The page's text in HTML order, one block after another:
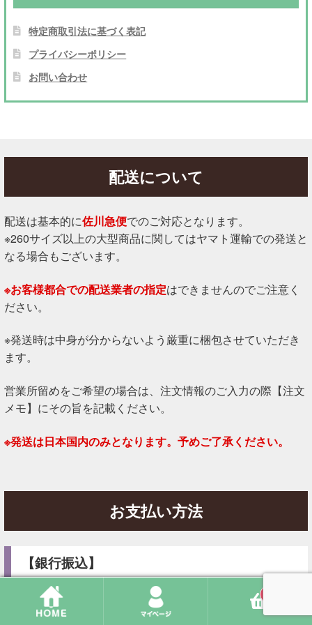
特定商取引法に基づく表記
プライバシーポリシー
お問い合わせ
配送について
配送は基本的に佐川急便でのご対応となります。
※260サイズ以上の大型商品に関してはヤマト運輸での発送と
なる場合もございます。
※お客様都合での配送業者の指定はできませんのでご注意く
ださい。
※発送時は中身が分からないよう厳重に梱包させていただき
ます。
営業所留めをご希望の場合は、注文情報のご入力の際【注文
メモ】にその旨を記載ください。
※発送は日本国内のみとなります。予めご了承ください。
お支払い方法
【銀行振込】
ご注文完了後、
に指定の口座へお振込みくださ